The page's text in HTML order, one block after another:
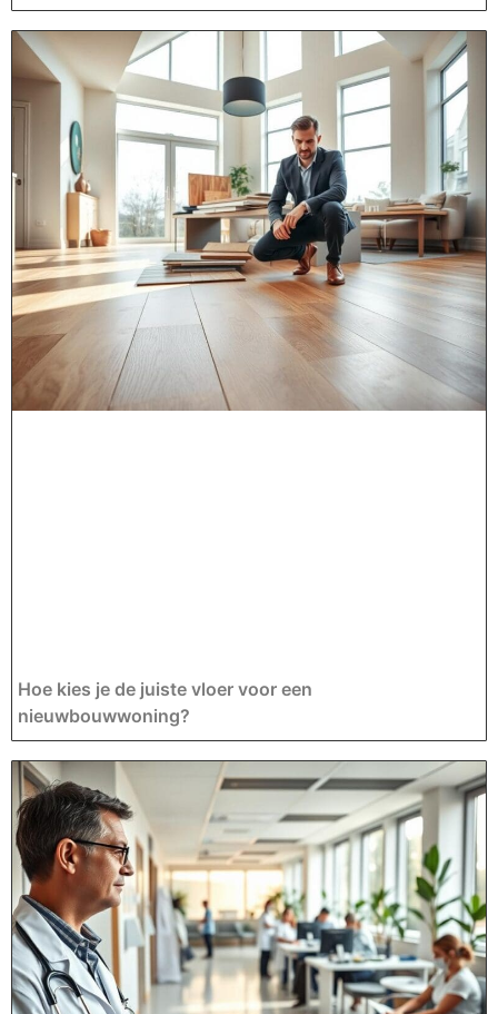
Hoe kies je de juiste vloer voor een
nieuwbouwwoning?